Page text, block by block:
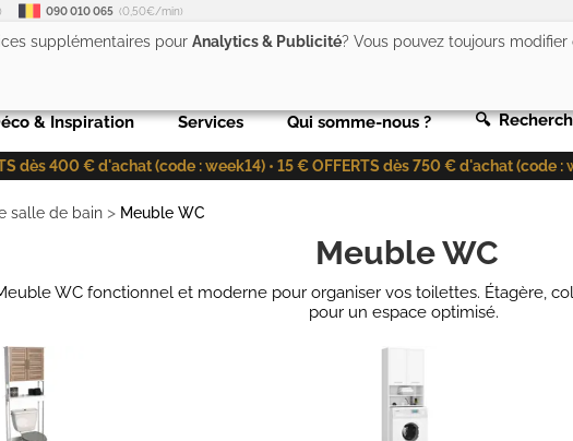
090 010 065 (0,50€/min)
& Inspiration Services Qui somme-nous ? 🔍
dès 400 € d'achat (code : week14) • 15 € OFFERTS dès 750 € d'achat (code
salle de bain > Meuble WC
Meuble WC
WC fonctionnel et moderne pour organiser vos toilettes. Étagère,
pour un espace optimisé.
supplémentaires pour Analytics & Publicité? Vous pouvez toujours